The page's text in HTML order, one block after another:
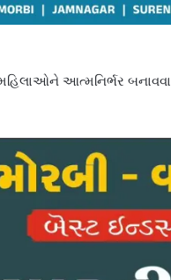
આત્મનિર્ભર બનાવવા